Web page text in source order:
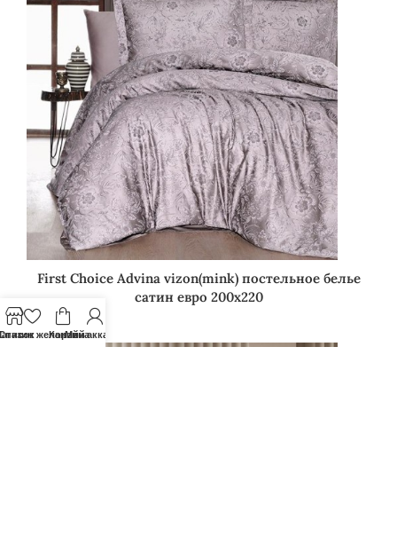
First Choice Advina vizon(mink) постельное белье
сатин евро 200х220
3026 грн.
желаний
Корзина
Мой аккаунт